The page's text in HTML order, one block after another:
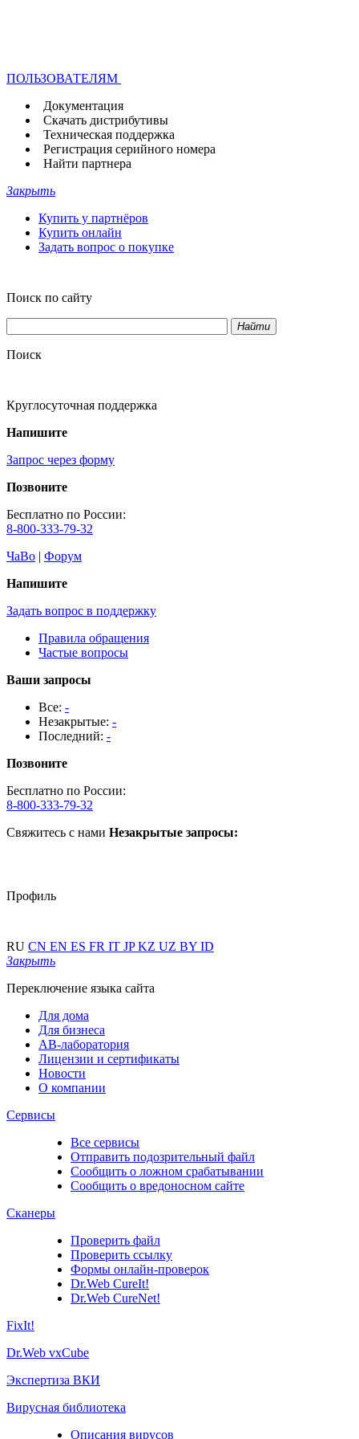
ПОЛЬЗОВАТЕЛЯМ
Документация
Скачать дистрибутивы
Техническая поддержка
Регистрация серийного номера
Найти партнера
Закрыть
Купить у партнёров
Купить онлайн
Задать вопрос о покупке
Поиск по сайту
Найти
Поиск
Круглосуточная поддержка
Напишите
Запрос через форму
Позвоните
Бесплатно по России:
8-800-333-79-32
ЧаВо | Форум
Напишите
Задать вопрос в поддержку
Правила обращения
Частые вопросы
Ваши запросы
Все: -
Незакрытые: -
Последний: -
Позвоните
Бесплатно по России:
8-800-333-79-32
Свяжитесь с нами Незакрытые запросы:
Профиль
RU CN EN ES FR IT JPKZ UZ BY ID
Закрыть
Переключение языка сайта
Для дома
Для бизнеса
АВ-лаборатория
Лицензии и сертификаты
Новости
О компании
Сервисы
Все сервисы
Отправить подозрительный файл
Сообщить о ложном срабатывании
Сообщить о вредоносном сайте
Сканеры
Проверить файл
Проверить ссылку
Формы онлайн-проверок
Dr.Web CureIt!
Dr.Web CureNet!
FixIt!
Dr.Web vxCube
Экспертиза ВКИ
Вирусная библиотека
Описания вирусов